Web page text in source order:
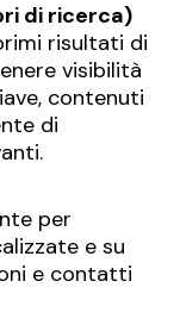
di ricerca)
risultati di
visibilità
contenuti
di
per
e su
e contatti